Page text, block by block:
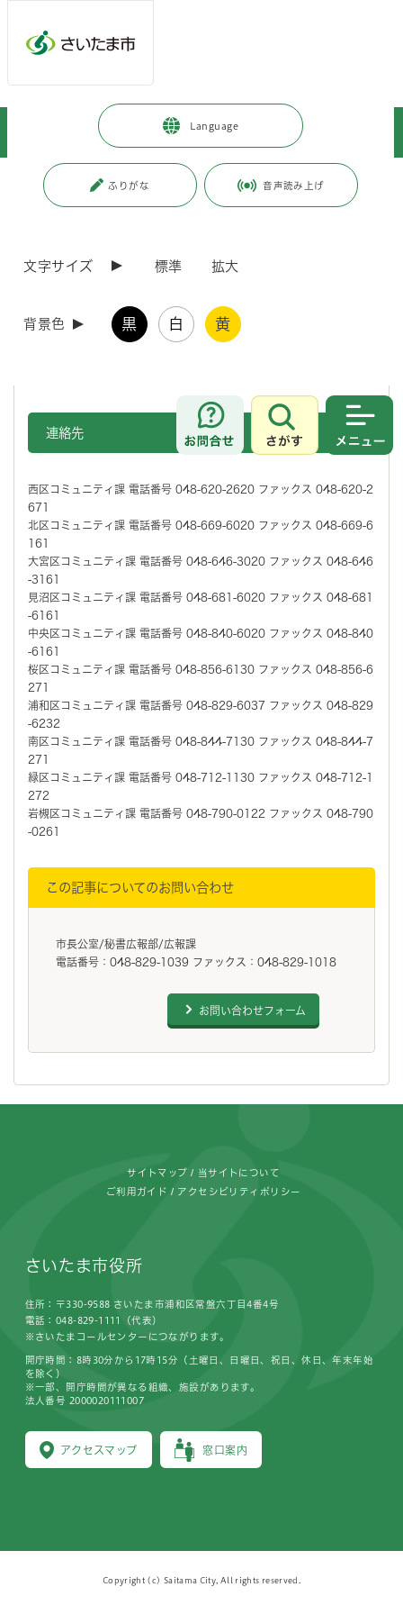
Language
ふりがな 音声読み上げ
文字サイズ 標準 拡大
背景色 黒 白 黄
お問合せ
さがす
市政情報 広報・報道 > 市報さいたま
市報さいたま 音声版・点字版をご利用ください
更新日付：2018年7月26日 / ページ番号：C017135
視覚に障害のある方や活字を読むのが困難な方のため、毎月1日に、
配布を希望される方は、各区コミュニティ課、又は広報課へご連絡く
連絡先
西区コミュニティ課 電話番号 048-620-2620 ファックス 048-620-2
671
北区コミュニティ課 電話番号 048-669-6020 ファックス 048-669-6
161
大宮区コミュニティ課 電話番号 048-646-3020 ファックス 048-646
-3161
見沼区コミュニティ課 電話番号 048-681-6020 ファックス 048-681
-6161
中央区コミュニティ課 電話番号 048-840-6020 ファックス 048-840
-6161
桜区コミュニティ課 電話番号 048-856-6130 ファックス 048-856-6
271
浦和区コミュニティ課 電話番号 048-829-6037 ファックス 048-829
-6232
南区コミュニティ課 電話番号 048-844-7130 ファックス 048-844-7
271
緑区コミュニティ課 電話番号 048-712-1130 ファックス 048-712-1
272
岩槻区コミュニティ課 電話番号 048-790-0122 ファックス 048-790
-0261
この記事についてのお問い合わせ
市長公室/秘書広報部/広報課
電話番号：048-829-1039 ファックス：048-829-1018
お問い合わせフォーム
サイトマップ 当サイトについて
ご利用ガイド アクセシビリティポリシー
さいたま市役所
住所：〒330-9588 さいたま市浦和区常盤六丁目4番4号
電話：048-829-1111（代表）
※さいたまコールセンターにつながります。
アクセスマップ 窓口案内
開庁時間：8時30分から17時15分（土曜日、日曜日、祝日、休日、年末年始
を除く）
※一部、開庁時間が異なる組織、施設があります。
法人番号 2000020111007
Copyright (c) Saitama City, All rights reserved.